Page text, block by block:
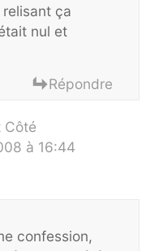
ça
nul et
Répondre
Côté
à 16:44
confession,